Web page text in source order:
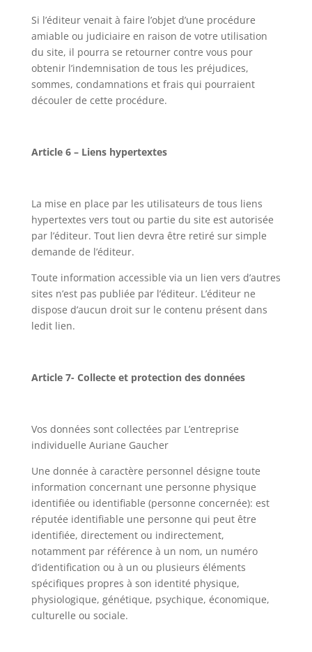
Si l’éditeur venait à faire l’objet d’une procédure
amiable ou judiciaire en raison de votre utilisation
du site, il pourra se retourner contre vous pour
obtenir l’indemnisation de tous les préjudices,
sommes, condamnations et frais qui pourraient
découler de cette procédure.
Article 6 – Liens hypertextes
La mise en place par les utilisateurs de tous liens
hypertextes vers tout ou partie du site est autorisée
par l’éditeur. Tout lien devra être retiré sur simple
demande de l’éditeur.
Toute information accessible via un lien vers d’autres
sites n’est pas publiée par l’éditeur. L’éditeur ne
dispose d’aucun droit sur le contenu présent dans
ledit lien.
Article 7- Collecte et protection des données
Vos données sont collectées par L’entreprise
individuelle Auriane Gaucher
Une donnée à caractère personnel désigne toute
information concernant une personne physique
identifiée ou identifiable (personne concernée): est
réputée identifiable une personne qui peut être
identifiée, directement ou indirectement,
notamment par référence à un nom, un numéro
d’identification ou à un ou plusieurs éléments
spécifiques propres à son identité physique,
physiologique, génétique, psychique, économique,
culturelle ou sociale.